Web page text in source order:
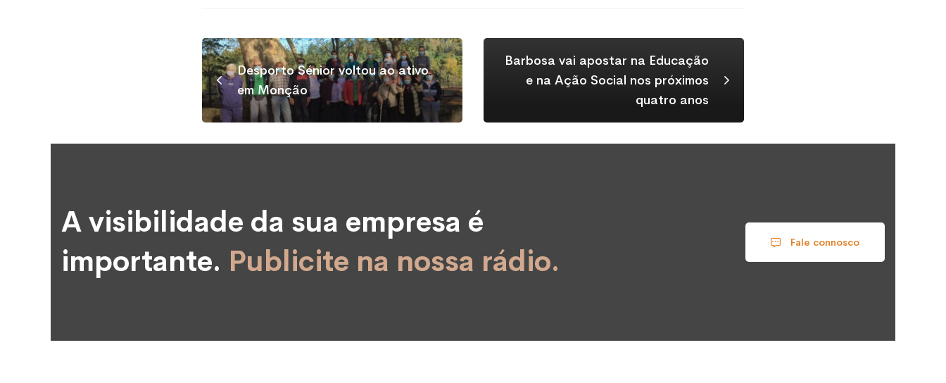
Desporto Sénior voltou ao ativo
em Monção
Barbosa vai apostar na Educação
e na Ação Social nos próximos
quatro anos
A visibilidade da sua empresa é
importante. Publicite na nossa rádio.
Fale connosco